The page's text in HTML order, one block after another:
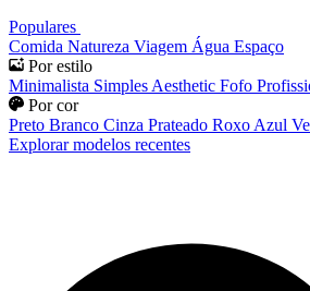
Populares
Comida Natureza Viagem Água Espaço
Por estilo
Minimalista Simples Aesthetic Fofo
Por cor
Preto Branco Cinza Prateado Roxo Azul
Explorar modelos recentes